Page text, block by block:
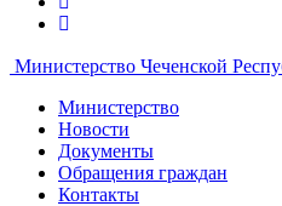
Министерство Чеченской
Министерство
Новости
Документы
Обращения граждан
Контакты